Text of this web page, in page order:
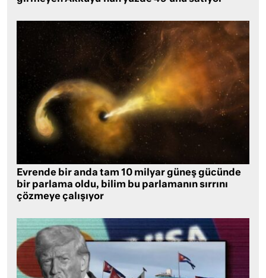
Evrende bir anda tam 10 milyar güneş gücünde
bir parlama oldu, bilim bu parlamanın sırrını
çözmeye çalışıyor